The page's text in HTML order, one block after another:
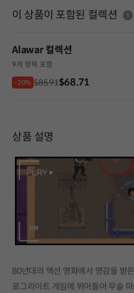
이 상품이 포함된 컬렉션 도
Alawar 컬렉션
9개 항목 포함
-20% $85.91$68.71
상품 설명
80년대의 액션 영화에서 영감을 받
로그라이트 게임에 뛰어들어 무술